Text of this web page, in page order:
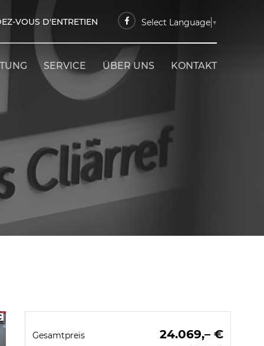
VOUS D'ENTRETIEN Select Language ▼
SERVICE ÜBER UNS KONTAKT
Gesamtpreis 24.069,– €